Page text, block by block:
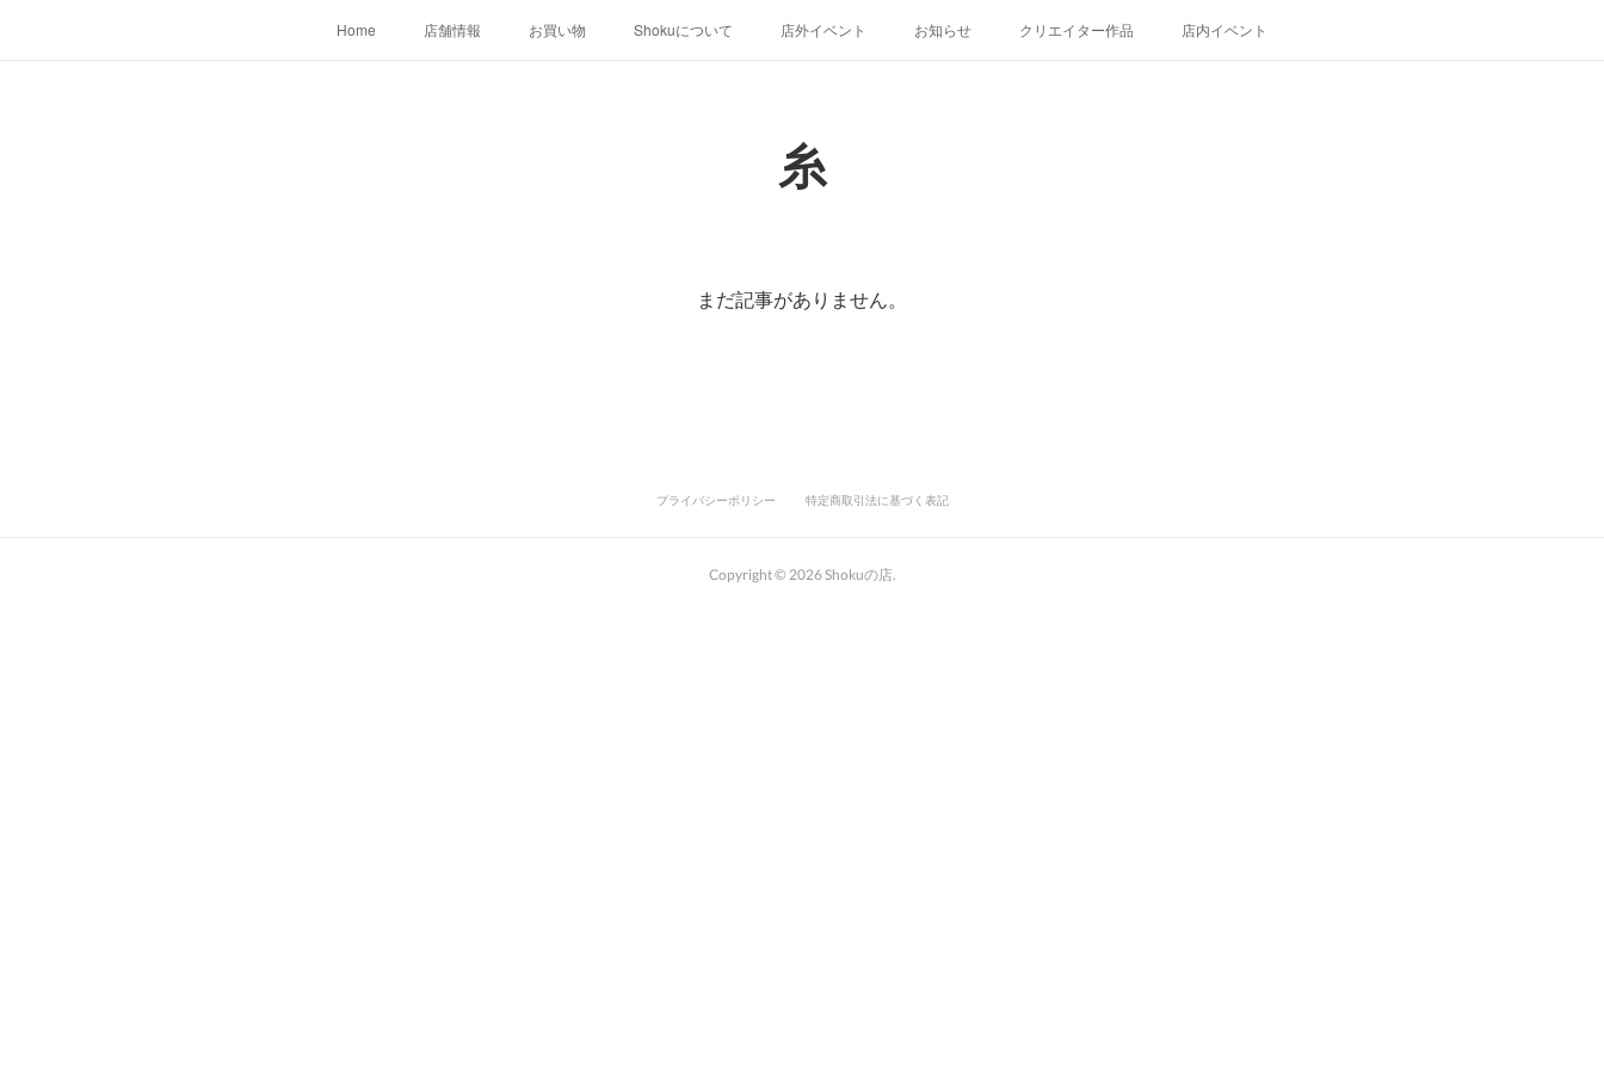
Home 店舗情報 お買い物 Shokuについて 店外イベント お知らせ クリエイター作品 店内イベント
糸
まだ記事がありません。
プライバシーポリシー 特定商取引法に基づく表記
Copyright © 2026Shokuの店.